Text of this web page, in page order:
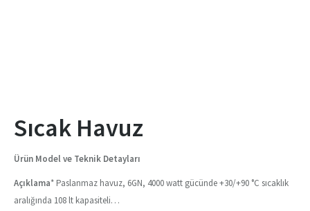
Sıcak Havuz
Ürün Model ve Teknik Detayları
Açıklama* Paslanmaz havuz, 6GN, 4000 watt gücünde +30/+90 °C sıcaklık
aralığında 108 lt kapasiteli…